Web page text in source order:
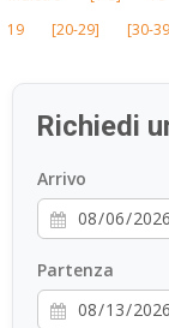
19
[20-29] [30-
Richiedi
Arrivo
Partenza